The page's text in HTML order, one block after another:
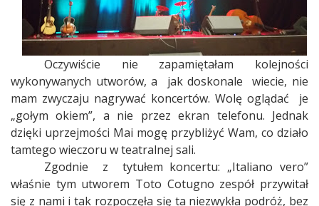
Oczywiście nie zapamiętałam kolejności
wykonywanych utworów, a
jak doskonale
wiecie, nie
mam zwyczaju nagrywać koncertów. Wolę oglądać
je
„gołym okiem”, a nie przez ekran telefonu. Jednak
dzięki uprzejmości Mai mogę przybliżyć Wam, co działo
tamtego wieczoru w teatralnej sali.
Zgodnie
z
tytułem koncertu: „Italiano vero”
właśnie tym utworem Toto Cotugno zespół przywitał
się z nami i tak rozpoczęła się ta niezwykła podróż, bez